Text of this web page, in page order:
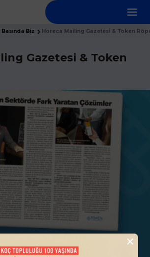
Basında Biz Horeca Mailing Gazetesi & Token
Gazetesi & Token